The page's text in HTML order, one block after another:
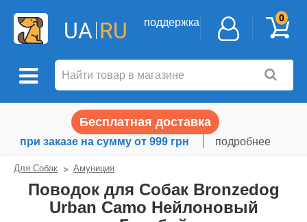
UA RU поддержка 0
Бесплатная доставка
при заказе на сумму от 999 грн подробнее
Для Собак Амуниция
Поводок для Собак Bronzedog
Urban Camo Нейлоновый